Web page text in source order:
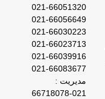
021-66051320
021-66056649
021-66030223
021-66023713
021-66039916
021-66083677
مدیریت :
66718078-021